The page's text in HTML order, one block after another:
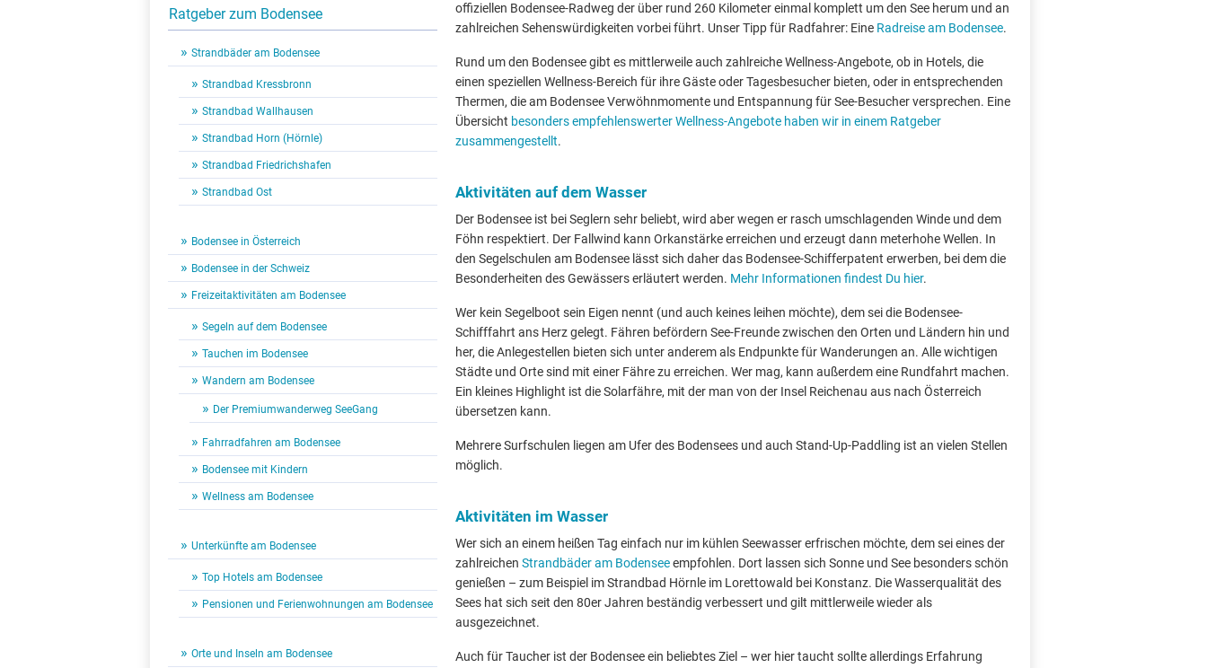
Ratgeber zum Bodensee
Strandbäder am Bodensee
Strandbad Kressbronn
Strandbad Wallhausen
Strandbad Horn (Hörnle)
Strandbad Friedrichshafen
Strandbad Ost
Bodensee in Österreich
Bodensee in der Schweiz
Freizeitaktivitäten am Bodensee
Segeln auf dem Bodensee
Tauchen im Bodensee
Wandern am Bodensee
Der Premiumwanderweg SeeGang
Fahrradfahren am Bodensee
Bodensee mit Kindern
Wellness am Bodensee
Unterkünfte am Bodensee
Top Hotels am Bodensee
Pensionen und Ferienwohnungen am Bodensee
Orte und Inseln am Bodensee
offiziellen Bodensee-Radweg der über rund 260 Kilometer einmal komplett um den See herum und an
zahlreichen Sehenswürdigkeiten vorbei führt. Unser Tipp für Radfahrer: Eine Radreise am Bodensee.
Rund um den Bodensee gibt es mittlerweile auch zahlreiche Wellness-Angebote, ob in Hotels, die
einen speziellen Wellness-Bereich für ihre Gäste oder Tagesbesucher bieten, oder in entsprechenden
Thermen, die am Bodensee Verwöhnmomente und Entspannung für See-Besucher versprechen. Eine
Übersicht besonders empfehlenswerter Wellness-Angebote haben wir in einem Ratgeber
zusammengestellt.
Aktivitäten auf dem Wasser
Der Bodensee ist bei Seglern sehr beliebt, wird aber wegen er rasch umschlagenden Winde und dem
Föhn respektiert. Der Fallwind kann Orkanstärke erreichen und erzeugt dann meterhohe Wellen. In
den Segelschulen am Bodensee lässt sich daher das Bodensee-Schifferpatent erwerben, bei dem die
Besonderheiten des Gewässers erläutert werden. Mehr Informationen findest Du hier.
Wer kein Segelboot sein Eigen nennt (und auch keines leihen möchte), dem sei die Bodensee-
Schifffahrt ans Herz gelegt. Fähren befördern See-Freunde zwischen den Orten und Ländern hin und
her, die Anlegestellen bieten sich unter anderem als Endpunkte für Wanderungen an. Alle wichtigen
Städte und Orte sind mit einer Fähre zu erreichen. Wer mag, kann außerdem eine Rundfahrt machen.
Ein kleines Highlight ist die Solarfähre, mit der man von der Insel Reichenau aus nach Österreich
übersetzen kann.
Mehrere Surfschulen liegen am Ufer des Bodensees und auch Stand-Up-Paddling ist an vielen Stellen
möglich.
Aktivitäten im Wasser
Wer sich an einem heißen Tag einfach nur im kühlen Seewasser erfrischen möchte, dem sei eines der
zahlreichen Strandbäder am Bodenseeempfohlen. Dort lassen sich Sonne und See besonders schön
genießen – zum Beispiel im Strandbad Hörnle im Lorettowald bei Konstanz. Die Wasserqualität des
Sees hat sich seit den 80er Jahren beständig verbessert und gilt mittlerweile wieder als
ausgezeichnet.
Auch für Taucher ist der Bodensee ein beliebtes Ziel – wer hier taucht sollte allerdings Erfahrung